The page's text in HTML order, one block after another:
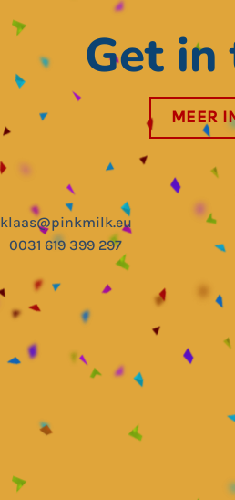
Get in
MEER
klaas@pinkmilk.eu
0031 619 399 297